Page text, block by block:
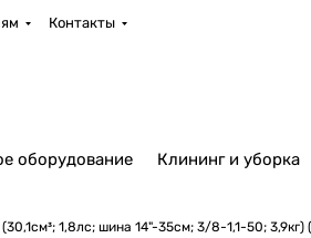
Контакты
оборудование Клининг и уборка
(30,1см³; 1,8лс; шина 14"-35см; 3/8-1,1-50;